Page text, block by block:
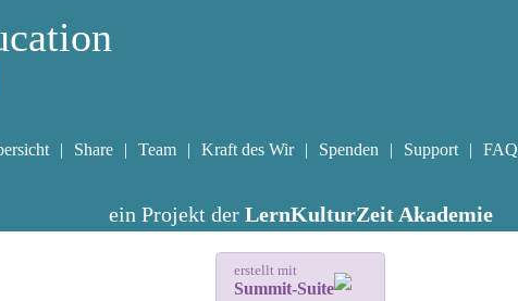
Share Team Kraft des Wir Spenden Support FAQ
ein Projekt der LernKulturZeit Akademie
erstellt mit
Summit-Suite